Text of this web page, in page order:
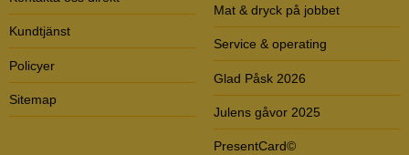
Kundtjänst
Policyer
Sitemap
Mat & dryck på jobbet
Service & operating
Glad Påsk 2026
Julens gåvor 2025
PresentCard©